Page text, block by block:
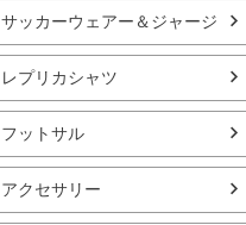
サッカーウェアー＆ジャージ
レプリカシャツ
フットサル
アクセサリー